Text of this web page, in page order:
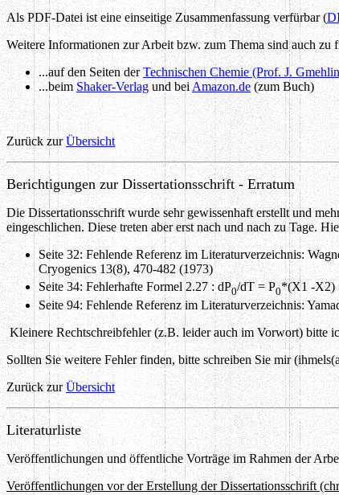
Als PDF-Datei ist eine einseitige Zusammenfassung verfürbar (
Weitere Informationen zur Arbeit bzw. zum Thema sind auch zu
...auf den Seiten derTechnischen Chemie (Prof. J.
...beim Shaker-Verlag und beiAmazon.de(zum Buch)
Zurück zurÜbersicht
Berichtigungen zur Dissertationsschrift -Erratum
Die Dissertationsschrift wurde sehr gewissenhaft erstellt und
eingeschlichen. Diese treten aber erst nach und nach zu Tage.
Seite 32: Fehlende Referenz im Literaturverzeichnis:
Cryogenics 13(8), 470-482 (1973)
Seite 34: Fehlerhafte Formel 2.27 : dP0/dT = P0*(X1 -X2)
Seite 94: Fehlende Referenz im Literaturverzeichnis:
Kleinere Rechtschreibfehler (z.B. leider auch im Vorwort) bitte
Sollten Sie weitere Fehler finden, bitte schreiben Sie mir
Zurück zurÜbersicht
Literaturliste
Veröffentlichungen und öffentliche Vorträge im Rahmen der
Veröffentlichungen vor der Erstellung der Dissertationsschrift